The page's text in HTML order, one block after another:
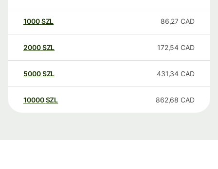
1000SZL 86,27 CAD
2000SZL 172,54 CAD
5000SZL 431,34 CAD
10000 SZL 862,68 CAD